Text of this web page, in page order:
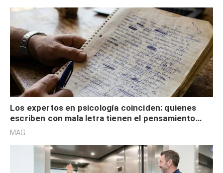
Los expertos en psicología coinciden: quienes
escriben con mala letra tienen el pensamiento
acelerado y no lo hacen por desinterés
MAG.